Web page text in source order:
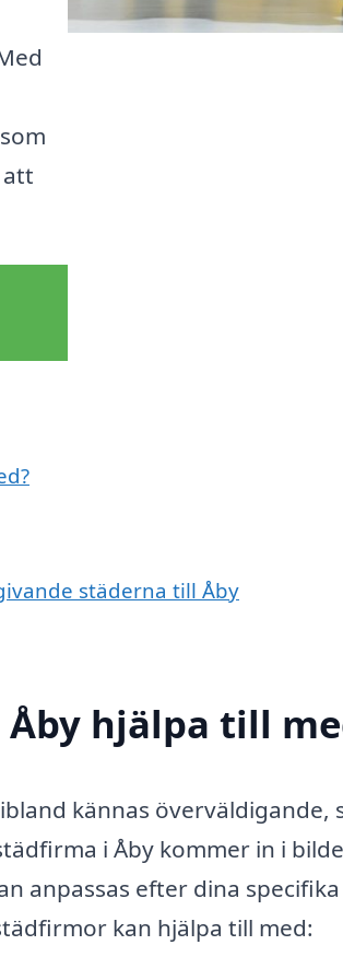
att
städerna till Åby
hjälpa till
kännas överväldigande,
i Åby kommer in i
anpassas efter dina
kan hjälpa till med: